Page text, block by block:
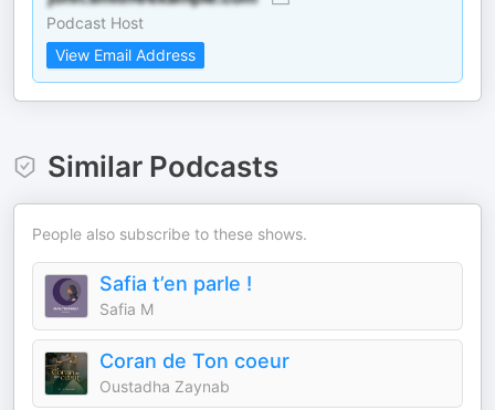
Podcast Host
View Email Address
Similar Podcasts
People also subscribe to these shows.
Safia t’en parle !
Safia M
Coran de Ton coeur
Oustadha Zaynab